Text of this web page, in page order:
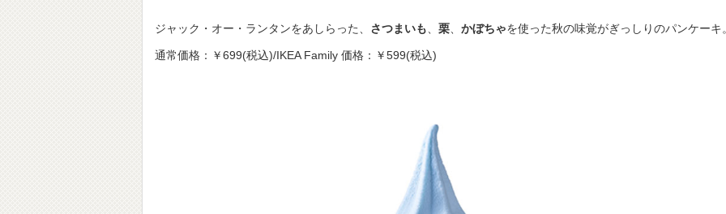
ジャック・オー・ランタンをあしらった、 さつまいも 栗 かぼちゃを使った秋の味覚がぎっしりのパンケーキ
通常価格：￥699(税込)/IKEA Family 価格：￥599(税込)